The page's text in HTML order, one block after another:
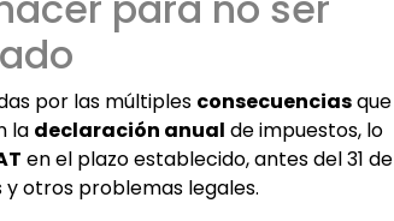
por las múltiples consecuenciasque
la declaración anual de impuestos, lo
en el plazo establecido, antes del 31 de
otros problemas legales.